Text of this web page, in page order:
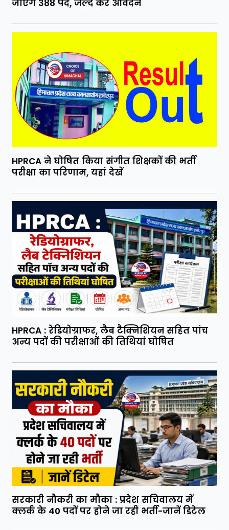
जाएंगे 388 पद, जल्द करें आवेदन
HPRCA ने घोषित किया संगीत शिक्षकों की भर्ती
परीक्षा का परिणाम, यहां देखें
HPRCA : रेडियोग्राफर, लैब टैक्निशियन सहित पांच
अन्य पदों की परीक्षाओं की तिथियां घोषित
सरकारी नौकरी का मौका : प्रदेश सचिवालय में
क्लर्क के 40 पदों पर होने जा रही भर्ती-जानें डिटेल